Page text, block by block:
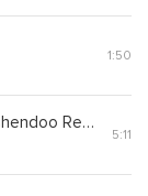
1:50
Because I Love You (Wooshendoo Remix)
5:11